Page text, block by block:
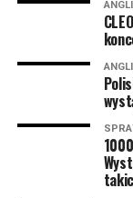
Ale to jeszcze
amerykańskiej
oznacza słowo
Wywodzi się z
uderzenie tak
zawodnik może
punkt dla swojej